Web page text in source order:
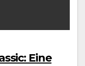
Eine